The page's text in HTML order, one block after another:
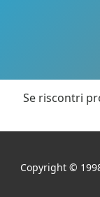
Se riscontri
Copyright ©